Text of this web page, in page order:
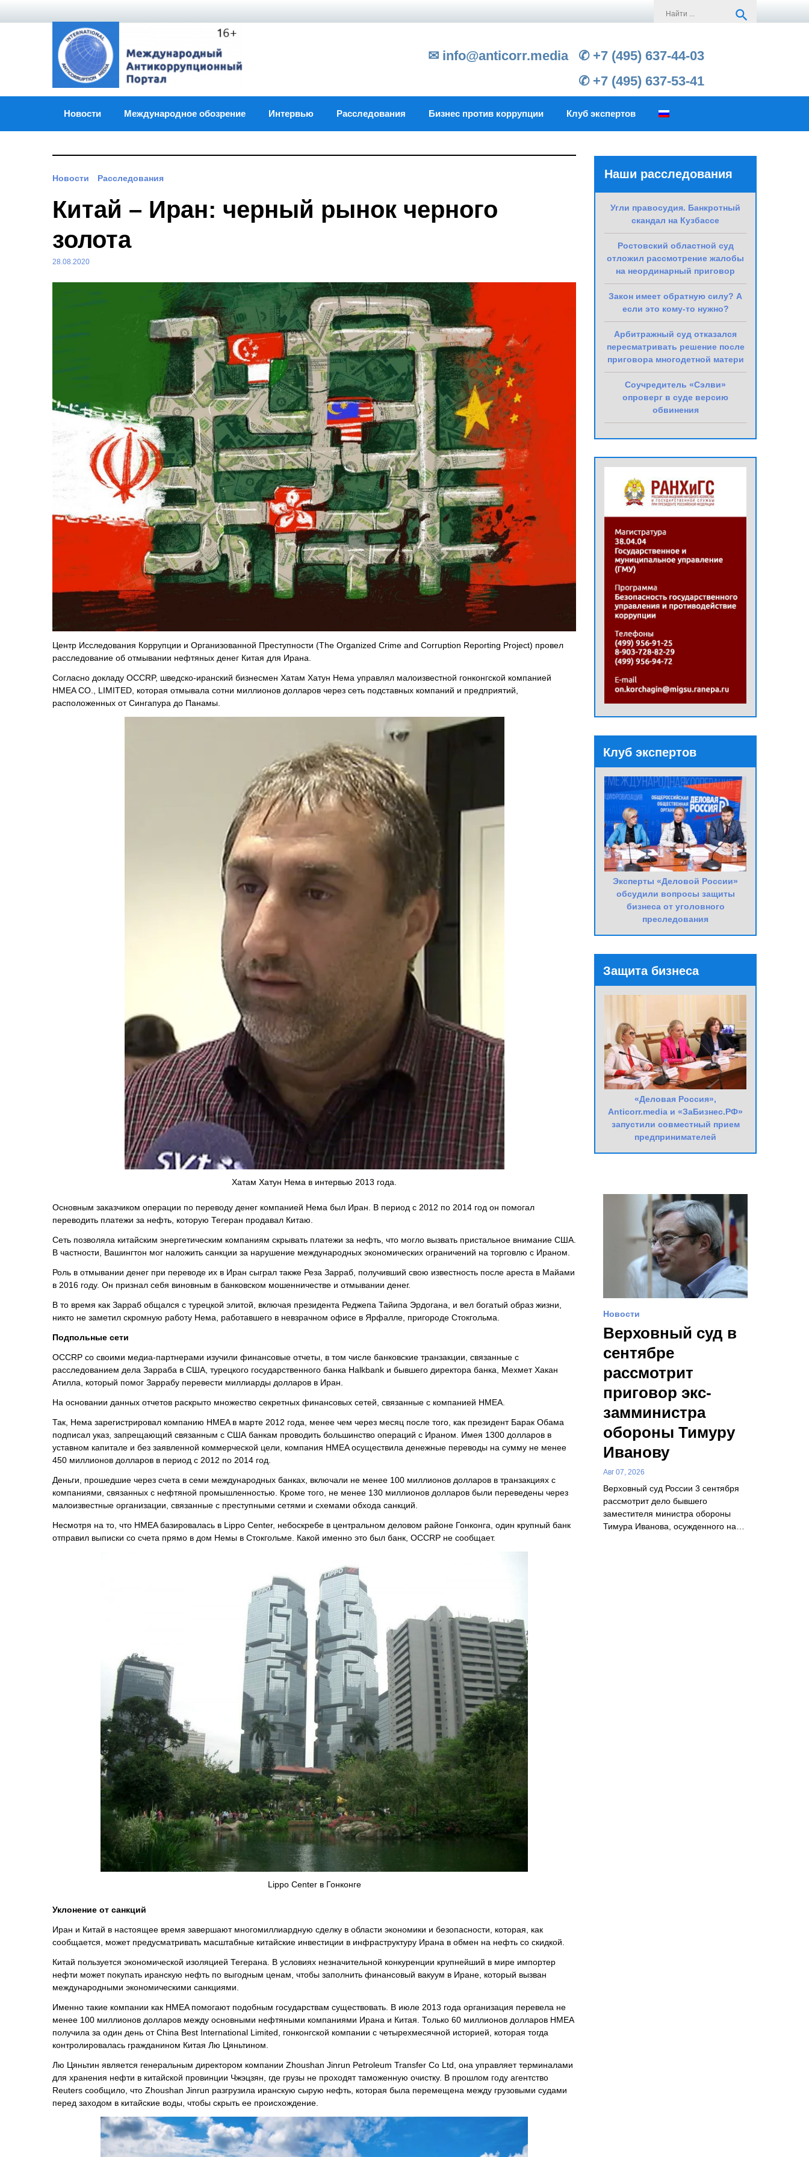
search
✉ info@anticorr.media
✆ +7 (495) 637-44-03
✆ +7 (495) 637-53-41
Новости Международное обозрение Интервью Расследования Бизнес против коррупции Клуб экспертов
Новости Расследования
Китай – Иран: черный рынок черного
золота
28.08.2020
Центр Исследования Коррупции и Организованной Преступности (The Organized Crime and Corruption Reporting Project) провел
расследование об отмывании нефтяных денег Китая для Ирана.
Согласно докладу OCCRP, шведско-иранский бизнесмен Хатам Хатун Нема управлял малоизвестной гонконгской компанией
HMEA CO., LIMITED, которая отмывала сотни миллионов долларов через сеть подставных компаний и предприятий,
расположенных от Сингапура до Панамы.
Хатам Хатун Нема в интервью 2013 года.
Основным заказчиком операции по переводу денег компанией Нема был Иран. В период с 2012 по 2014 год он помогал
переводить платежи за нефть, которую Тегеран продавал Китаю.
Сеть позволяла китайским энергетическим компаниям скрывать платежи за нефть, что могло вызвать пристальное внимание США.
В частности, Вашингтон мог наложить санкции за нарушение международных экономических ограничений на торговлю с Ираном.
Роль в отмывании денег при переводе их в Иран сыграл также Реза Зарраб, получивший свою известность после ареста в Майами
в 2016 году. Он признал себя виновным в банковском мошенничестве и отмывании денег.
В то время как Зарраб общался с турецкой элитой, включая президента Реджепа Тайипа Эрдогана, и вел богатый образ жизни,
никто не заметил скромную работу Нема, работавшего в невзрачном офисе в Ярфалле, пригороде Стокгольма.
Подпольные сети
OCCRP со своими медиа-партнерами изучили финансовые отчеты, в том числе банковские транзакции, связанные с
расследованием дела Зарраба в США, турецкого государственного банка Halkbank и бывшего директора банка, Мехмет Хакан
Атилла, который помог Заррабу перевести миллиарды долларов в Иран.
На основании данных отчетов раскрыто множество секретных финансовых сетей, связанные с компанией HMEA.
Так, Нема зарегистрировал компанию HMEA в марте 2012 года, менее чем через месяц после того, как президент Барак Обама
подписал указ, запрещающий связанным с США банкам проводить большинство операций с Ираном. Имея 1300 долларов в
уставном капитале и без заявленной коммерческой цели, компания HMEA осуществила денежные переводы на сумму не менее
450 миллионов долларов в период с 2012 по 2014 год.
Деньги, прошедшие через счета в семи международных банках, включали не менее 100 миллионов долларов в транзакциях с
компаниями, связанных с нефтяной промышленностью. Кроме того, не менее 130 миллионов долларов были переведены через
малоизвестные организации, связанные с преступными сетями и схемами обхода санкций.
Несмотря на то, что HMEA базировалась в Lippo Center, небоскребе в центральном деловом районе Гонконга, один крупный банк
отправил выписки со счета прямо в дом Немы в Стокгольме. Какой именно это был банк, OCCRP не сообщает.
Lippo Center в Гонконге
Уклонение от санкций
Иран и Китай в настоящее время завершают многомиллиардную сделку в области экономики и безопасности, которая, как
сообщается, может предусматривать масштабные китайские инвестиции в инфраструктуру Ирана в обмен на нефть со скидкой.
Китай пользуется экономической изоляцией Тегерана. В условиях незначительной конкуренции крупнейший в мире импортер
нефти может покупать иранскую нефть по выгодным ценам, чтобы заполнить финансовый вакуум в Иране, который вызван
международными экономическими санкциями.
Именно такие компании как HMEA помогают подобным государствам существовать. В июле 2013 года организация перевела не
менее 100 миллионов долларов между основными нефтяными компаниями Ирана и Китая. Только 60 миллионов долларов HMEA
получила за один день от China Best International Limited, гонконгской компании с четырехмесячной историей, которая тогда
контролировалась гражданином Китая Лю Цяньтином.
Лю Цяньтин является генеральным директором компании Zhoushan Jinrun Petroleum Transfer Co Ltd, она управляет терминалами
для хранения нефти в китайской провинции Чжэцзян, где грузы не проходят таможенную очистку. В прошлом году агентство
Reuters сообщило, что Zhoushan Jinrun разгрузила иранскую сырую нефть, которая была перемещена между грузовыми судами
перед заходом в китайские воды, чтобы скрыть ее происхождение.
Наши расследования
Угли правосудия. Банкротный
скандал на Кузбассе
Ростовский областной суд
отложил рассмотрение жалобы
на неординарный приговор
Закон имеет обратную силу? А
если это кому-то нужно?
Арбитражный суд отказался
пересматривать решение после
приговора многодетной матери
Соучредитель «Сэлви»
опроверг в суде версию
обвинения
Клуб экспертов
Эксперты «Деловой России»
обсудили вопросы защиты
бизнеса от уголовного
преследования
Защита бизнеса
«Деловая Россия»,
Anticorr.media и «ЗаБизнес.РФ»
запустили совместный прием
предпринимателей
Новости
Верховный суд в
сентябре
рассмотрит
приговор экс-
замминистра
обороны Тимуру
Иванову
Авг 07, 2026
Верховный суд России 3 сентября
рассмотрит дело бывшего
заместителя министра обороны
Тимура Иванова, осужденного на…